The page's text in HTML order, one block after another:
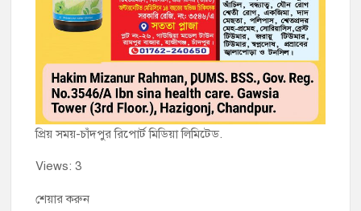
প্রিয় সময়-চাঁদপুর রিপোর্ট মিডিয়া লিমিটেড.
Views: 3
শেয়ার করুন